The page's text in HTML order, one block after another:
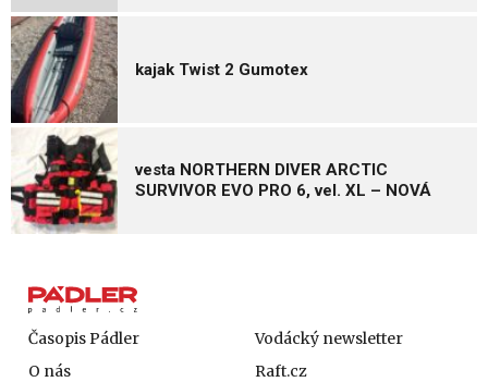
kajak Twist 2 Gumotex
vesta NORTHERN DIVER ARCTIC
SURVIVOR EVO PRO 6, vel. XL – NOVÁ
Časopis Pádler
O nás
Vodácký newsletter
Raft.cz